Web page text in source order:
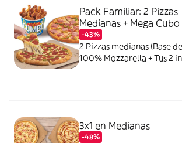
Pack Familiar: 2 Pizzas
Medianas + Mega Cubo
-43%
2 Pizzas medianas (Base
100% Mozzarella + Tus 2
unidades: 5 piezas de
3x1 en Medianas
-48%